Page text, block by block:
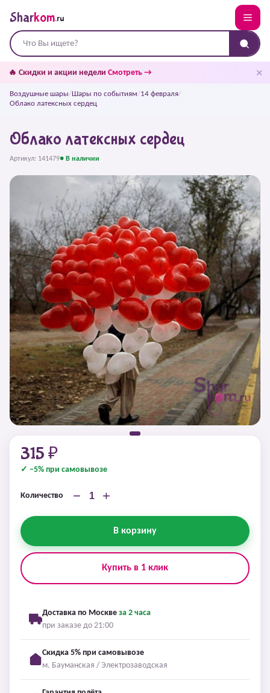
Sharkom.ru
🔥 Скидки и акции недели Смотреть → ✕
Воздушные шары/Шары по событиям/14 февраля/
Облако латексных сердец
Облако латексных сердец
Артикул: 141479● В наличии
315 ₽
✓ −5% при самовывозе
Количество − +
В корзину
Купить в 1 клик
Доставка по Москве за 2 часа
при заказе до 21:00
Скидка 5% при самовывозе
м. Бауманская / Электрозаводская